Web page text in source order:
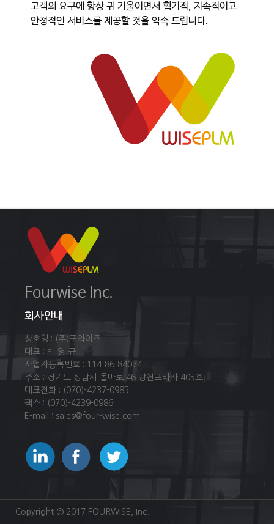
고객의 요구에 항상 귀 기울이면서 획기적, 지속적이고
안정적인 서비스를 제공할 것을 약속 드립니다.
Fourwise Inc.
회사안내
상호명 : (주)포와이즈
대표 : 박 영 규
사업자등록번호 : 114-86-84074
주소 : 경기도 성남시 돌마로 46 광천프라자 405호
대표전화 : (070)-4237-0985
팩스 : (070)-4239-0986
E-mail : sales@four-wise.com
Copyright © 2017 FOURWISE, Inc.